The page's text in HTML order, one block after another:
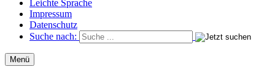
Schule Rothestraße
Die Grundschule im Herzen von Ottensen
Leichte Sprache
Impressum
Datenschutz
Suche nach:
Menü